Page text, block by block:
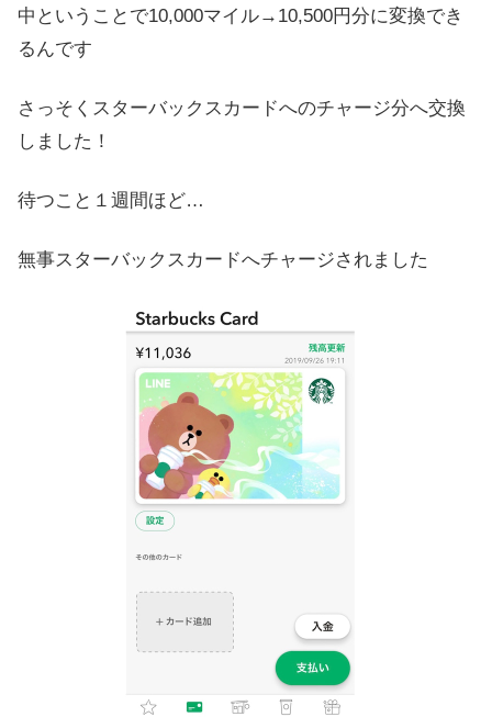
中ということで10,000マイル→10,500円分に変換でき
るんです
さっそくスターバックスカードへのチャージ分へ交換
しました！
待つこと１週間ほど…
無事スターバックスカードへチャージされました